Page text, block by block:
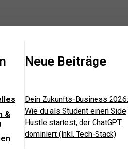
&
Neue Beiträge
Dein Zukunfts-Business 2026:
Wie du als Student einen Side
Hustle startest, der ChatGPT
dominiert (inkl. Tech-Stack)